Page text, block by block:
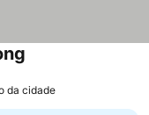
da cidade